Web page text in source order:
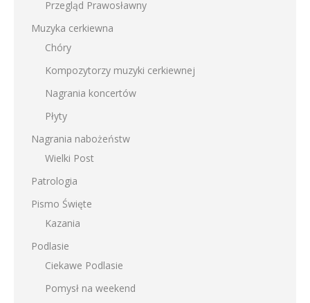
Przegląd Prawosławny
Muzyka cerkiewna
Chóry
Kompozytorzy muzyki cerkiewnej
Nagrania koncertów
Płyty
Nagrania nabożeństw
Wielki Post
Patrologia
Pismo Święte
Kazania
Podlasie
Ciekawe Podlasie
Pomysł na weekend